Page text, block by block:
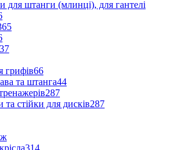
для штанги (млинці), для гантелі
грифів66
та штанга44
287
та стійки для дисків287
314